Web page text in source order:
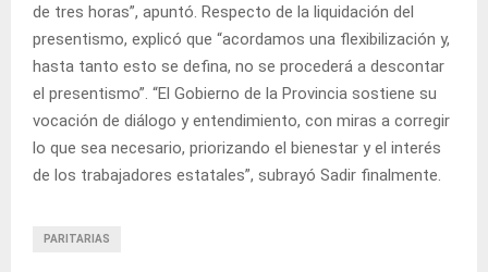
de tres horas”, apuntó. Respecto de la liquidación del
presentismo, explicó que “acordamos una flexibilización y,
hasta tanto esto se defina, no se procederá a descontar
el presentismo”. “El Gobierno de la Provincia sostiene su
vocación de diálogo y entendimiento, con miras a corregir
lo que sea necesario, priorizando el bienestar y el interés
de los trabajadores estatales”, subrayó Sadir finalmente.
PARITARIAS